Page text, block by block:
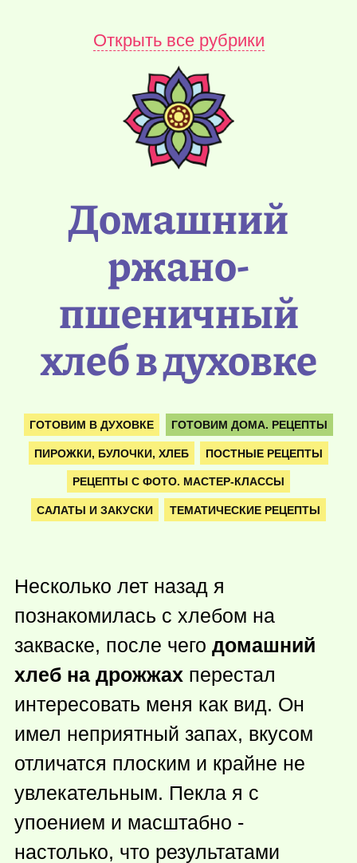
Открыть все рубрики
Домашний
ржано-
пшеничный
хлеб в духовке
ГОТОВИМ В ДУХОВКЕ ГОТОВИМ ДОМА. РЕЦЕПТЫ
ПИРОЖКИ, БУЛОЧКИ, ХЛЕБ ПОСТНЫЕ РЕЦЕПТЫ
РЕЦЕПТЫ С ФОТО. МАСТЕР-КЛАССЫ
САЛАТЫ И ЗАКУСКИ ТЕМАТИЧЕСКИЕ РЕЦЕПТЫ
Несколько лет назад я
познакомилась с хлебом на
закваске, после чего домашний
хлеб на дрожжах перестал
интересовать меня как вид. Он
имел неприятный запах, вкусом
отличатся плоским и крайне не
увлекательным. Пекла я с
упоением и масштабно -
настолько, что результатами